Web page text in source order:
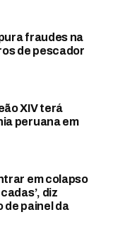
fraudes na
de pescador
XIV terá
peruana em
em colapso
diz
painel da